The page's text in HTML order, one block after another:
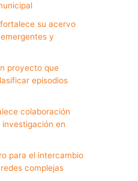
su acervo
y
proyecto que
episodios
colaboración
en
para el intercambio
complejas